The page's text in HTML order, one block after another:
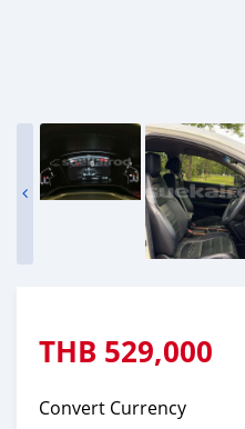
THB 529,000
Convert Currency